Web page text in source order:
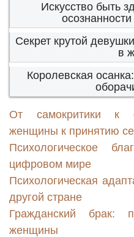
Искусство быть
Секрет крутой
в
Королевская
От самокритики к
женщины к принятию
Психологическое
цифровом мире
Психологическая
другой стране
Гражданский
женщины